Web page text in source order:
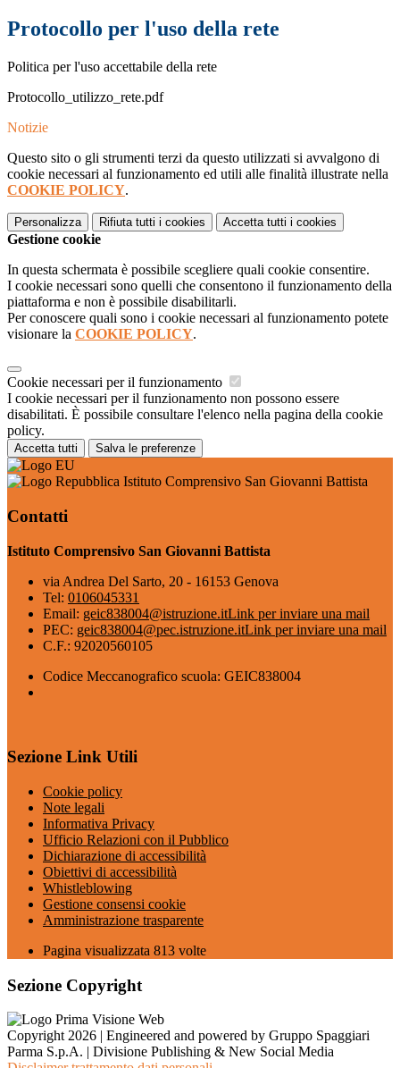
Protocollo per l'uso della rete
Politica per l'uso accettabile della rete
Protocollo_utilizzo_rete.pdf
Notizie
Questo sito o gli strumenti terzi da questo utilizzati si avvalgono di
cookie necessari al funzionamento ed utili alle finalità illustrate nella
COOKIE POLICY.
Personalizza Rifiuta tutti i cookies Accetta tutti i cookies
Gestione cookie
In questa schermata è possibile scegliere quali cookie consentire.
I cookie necessari sono quelli che consentono il funzionamento della
piattaforma e non è possibile disabilitarli.
Per conoscere quali sono i cookie necessari al funzionamento potete
visionare la COOKIE POLICY.
Cookie necessari per il funzionamento
I cookie necessari per il funzionamento non possono essere
disabilitati. È possibile consultare l'elenco nella pagina della cookie
policy.
Accetta tutti Salva le preferenze
Istituto Comprensivo San Giovanni Battista
Contatti
Istituto Comprensivo San Giovanni Battista
via Andrea Del Sarto, 20 - 16153 Genova
Tel: 0106045331
Email: geic838004@istruzione.itLink per inviare una mail
PEC: geic838004@pec.istruzione.itLink per inviare una mail
C.F.: 92020560105
Codice Meccanografico scuola: GEIC838004
Sezione Link Utili
Cookie policy
Note legali
Informativa Privacy
Ufficio Relazioni con il Pubblico
Dichiarazione di accessibilità
Obiettivi di accessibilità
Whistleblowing
Gestione consensi cookie
Amministrazione trasparente
Pagina visualizzata 813 volte
Sezione Copyright
Copyright 2026 | Engineered and powered by Gruppo Spaggiari
Parma S.p.A. | Divisione Publishing & New Social Media